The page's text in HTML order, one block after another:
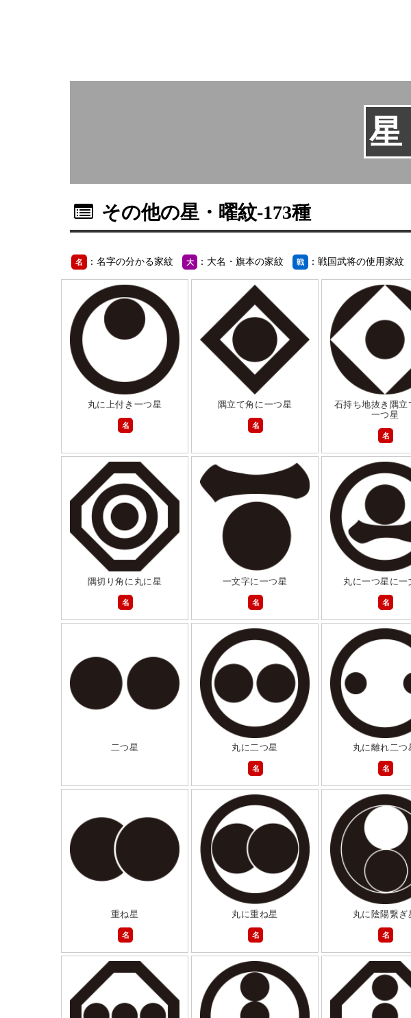
星
その他の星・曜紋-173種
名 ：名字の分かる家紋 大 ：大名・旗本の家紋 戦 ：戦国武将の使用家紋
丸に上付き一つ星
名
隅立て角に一つ星
名
石持ち地抜き隅立
一つ星
名
隅切り角に丸に星
名
一文字に一つ星
名
丸に一つ星に一
名
二つ星
丸に二つ星
名
丸に離れ二つ
名
重ね星
名
丸に重ね星
名
丸に陰陽繋ぎ
名